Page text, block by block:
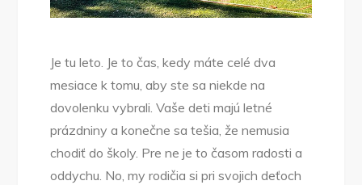
Je tu leto. Je to čas, kedy máte celé dva
mesiace k tomu, aby ste sa niekde na
dovolenku vybrali. Vaše deti majú letné
prázdniny a konečne sa tešia, že nemusia
chodiť do školy. Pre ne je to časom radosti a
oddychu. No, my rodičia si pri svojich deťoch